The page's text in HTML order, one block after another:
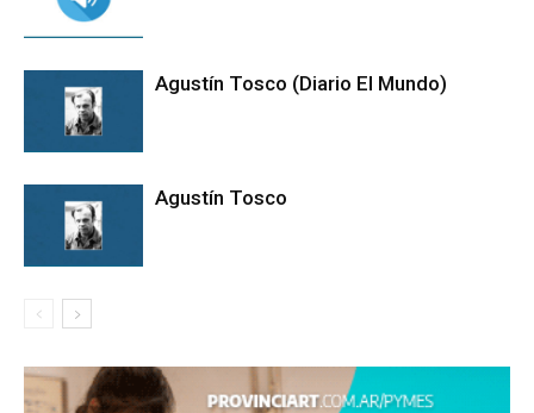
Agustín Tosco (Diario El Mundo)
Agustín Tosco